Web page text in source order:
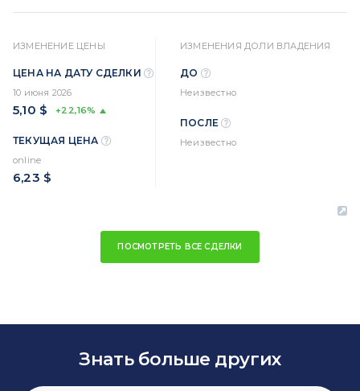
ИЗМЕНЕНИЕ ЦЕНЫ
ЦЕНА НА ДАТУ СДЕЛКИ
10 июня 2026
5,10 $ +22,16%
ТЕКУЩАЯ ЦЕНА
online
6,23 $
ИЗМЕНЕНИЯ ДОЛИ ВЛАДЕНИЯ
ДО
Неизвестно
ПОСЛЕ
Неизвестно
ПОСМОТРЕТЬ ВСЕ СДЕЛКИ
Знать больше других